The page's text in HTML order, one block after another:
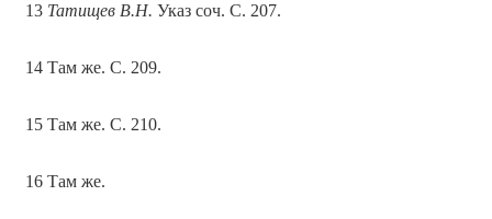
13 Татищев В.Н. Указ соч. С. 207.
14 Там же. С. 209.
15 Там же. С. 210.
16 Там же.